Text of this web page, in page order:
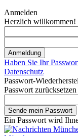
Anmelden
Herzlich willkommen!
Haben Sie Ihr
Datenschutz
Passwort-
Passwort zurücksetzen
Ein Passwort wird